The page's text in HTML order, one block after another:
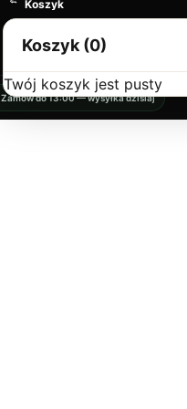
Koszyk
Koszyk (0)
Twój koszyk jest pusty
Zamów do 13:00 — wysyłka dzisiaj